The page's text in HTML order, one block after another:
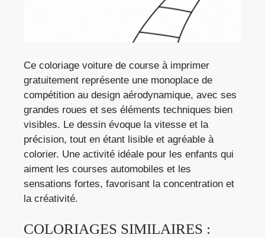
Ce coloriage voiture de course à imprimer
gratuitement représente une monoplace de
compétition au design aérodynamique, avec ses
grandes roues et ses éléments techniques bien
visibles. Le dessin évoque la vitesse et la
précision, tout en étant lisible et agréable à
colorier. Une activité idéale pour les enfants qui
aiment les courses automobiles et les
sensations fortes, favorisant la concentration et
la créativité.
COLORIAGES SIMILAIRES :